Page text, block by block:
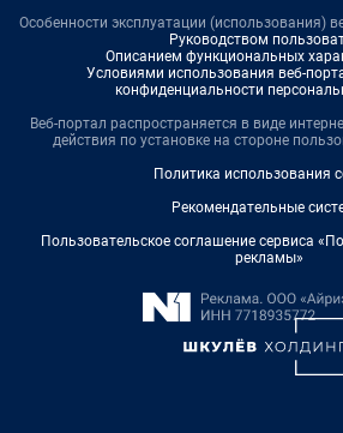
Особенности эксплуатации (использования)
Руководством
Описанием функциональных
Условиями использования веб-
конфиденциальности
Веб-портал распространяется в виде
действия по установке на стороне
Политика использования
Рекомендательные
Пользовательское соглашение сервиса
рекламы»